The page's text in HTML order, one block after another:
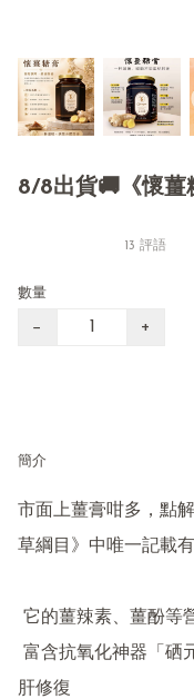
8/8出貨🚚《懷薑
13 評語
數量
− +
簡介
市面上薑膏咁多，點
草綱目》中唯一記載
肝修復